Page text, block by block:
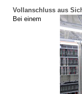
Vollanschluss aus
Bei einem